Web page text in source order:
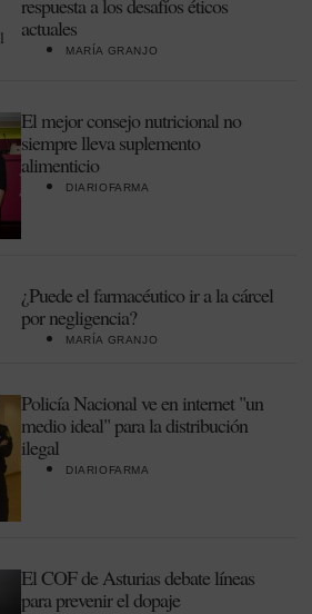
respuesta a los desafíos éticos
actuales
MARÍA GRANJO
El mejor consejo nutricional no
siempre lleva suplemento
alimenticio
DIARIOFARMA
¿Puede el farmacéutico ir a la cárcel
por negligencia?
MARÍA GRANJO
Policía Nacional ve en internet "un
medio ideal" para la distribución
ilegal
DIARIOFARMA
El COF de Asturias debate líneas
para prevenir el dopaje